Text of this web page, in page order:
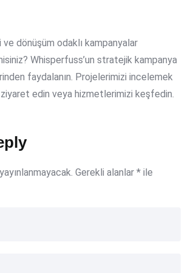
ve dönüşüm odaklı kampanyalar
Whisperfuss’un stratejik kampanya
faydalanın. Projelerimizi incelemek
ziyaret edin veya hizmetlerimizi keşfedin.
Gerekli alanlar * ile